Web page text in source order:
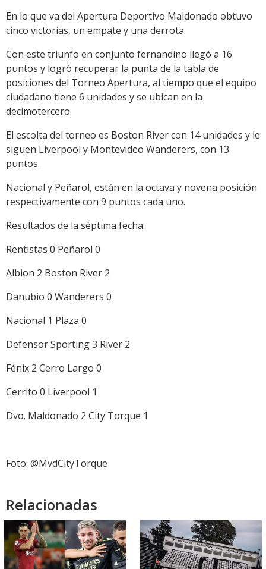
En lo que va del Apertura Deportivo Maldonado obtuvo
cinco victorias, un empate y una derrota.
Con este triunfo en conjunto fernandino llegó a 16
puntos y logró recuperar la punta de la tabla de
posiciones del Torneo Apertura, al tiempo que el equipo
ciudadano tiene 6 unidades y se ubican en la
decimotercero.
El escolta del torneo es Boston River con 14 unidades y le
siguen Liverpool y Montevideo Wanderers, con 13
puntos.
Nacional y Peñarol, están en la octava y novena posición
respectivamente con 9 puntos cada uno.
Resultados de la séptima fecha:
Rentistas 0 Peñarol 0
Albion 2 Boston River 2
Danubio 0 Wanderers 0
Nacional 1 Plaza 0
Defensor Sporting 3 River 2
Fénix 2 Cerro Largo 0
Cerrito 0 Liverpool 1
Dvo. Maldonado 2 City Torque 1
Foto: @MvdCityTorque
Relacionadas